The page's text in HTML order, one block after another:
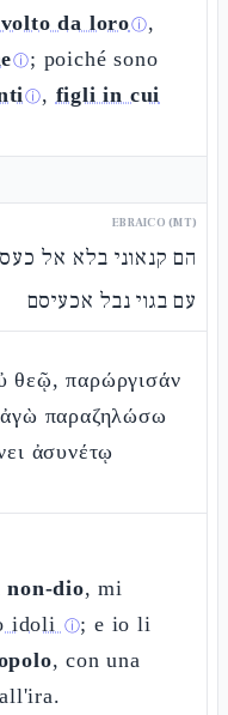
da loroⓘ,
ⓘ; poiché sono
ⓘ, figli in cui
EBRAICO (MT)
הם קנאוני בלא אל
עם בגוי נבל אכעיסם
θεῷ, παρώργισάν
παραζηλώσω
ἀσυνέτῳ
non-dio, mi
idoli ⓘ; e io li
, con una